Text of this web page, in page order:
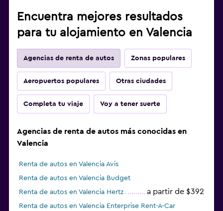
Encuentra mejores resultados
para tu alojamiento en Valencia
Agencias de renta de autos Zonas populares
Aeropuertos populares Otras ciudades
Completa tu viaje Voy a tener suerte
Agencias de renta de autos más conocidas en
Valencia
Renta de autos en Valencia Avis
Renta de autos en Valencia Budget
Renta de autos en Valencia Hertz
a partir de $392
Renta de autos en Valencia Enterprise Rent-A-Car